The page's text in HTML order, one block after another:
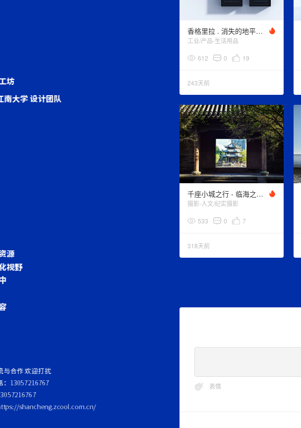
香格里拉 . 消失的地平线.香薰蜡烛文创
工业/产品-生活用品
612 0 19
243天前
千座小城之行 - 临海之境 | 暴风雨前的等待
摄影-人文/纪实摄影
533 0 7
318天前
表情